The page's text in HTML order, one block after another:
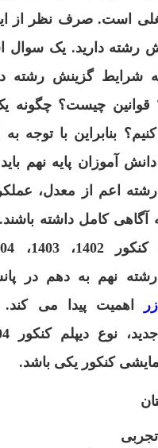
است. صرف نظر از
رشته دارید. یک سوال
شرایط گزینش رشته
چیست؟ چگونه
بنابراین با توجه
آموزان پایه نهم
اعم از معدل،
آگاهی کامل داشته باشند.
رشته نهم به دهم در
اهمیت پیدا می
کنکور یکی باشد.